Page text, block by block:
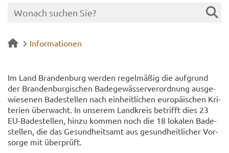
Informationen
Im Land Bran­den­burg wer­den re­gel­mä­ßig die auf­grund
der Bran­den­bur­gi­schen Ba­de­ge­wäs­ser­ver­ord­nung aus­ge­
wie­se­nen Ba­de­stel­len nach ein­heit­li­chen eu­ro­päi­schen Kri­
te­ri­en über­wacht. In un­se­rem Land­kreis be­trifft dies 23
EU-​Badestellen, hinzu kom­men noch die 18 lo­ka­len Ba­de­
stel­len, die das Ge­sund­heits­amt aus ge­sund­heit­li­cher Vor­
sor­ge mit über­prüft.